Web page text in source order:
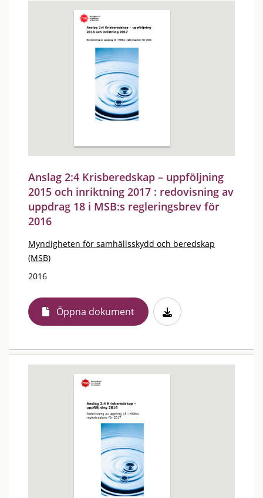
Anslag 2:4 Krisberedskap – uppföljning
2015 och inriktning 2017 : redovisning av
uppdrag 18 i MSB:s regleringsbrev för
2016
Myndigheten för samhällsskydd och beredskap
(MSB)
2016
Öppna dokument